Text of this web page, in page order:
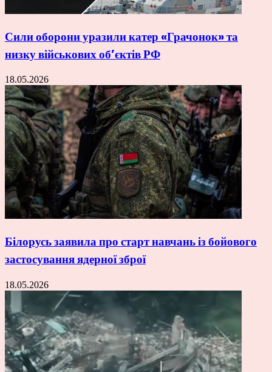
Сили оборони уразили катер «Грачонок» та
низку військових об’єктів РФ
18.05.2026
Білорусь заявила про старт навчань із бойового
застосування ядерної зброї
18.05.2026